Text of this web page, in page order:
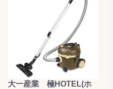
大一産業 極HOTEL(ホ